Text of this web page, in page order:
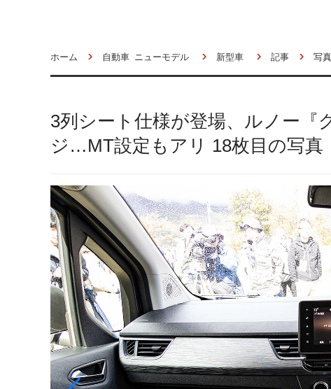
ホーム 自動車 ニューモデル 新型車 記事 写
3列シート仕様が登場、ルノー『
ジ…MT設定もアリ 18枚目の写真